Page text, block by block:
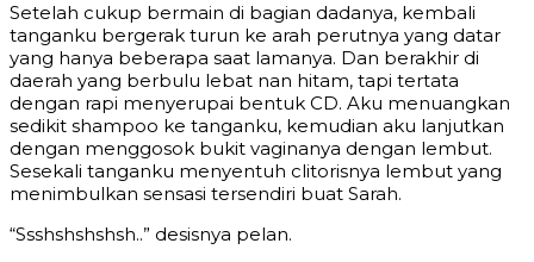
Setelah cukup bermain di bagian dadanya, kembali
tanganku bergerak turun ke arah perutnya yang datar
yang hanya beberapa saat lamanya. Dan berakhir di
daerah yang berbulu lebat nan hitam, tapi tertata
dengan rapi menyerupai bentuk CD. Aku menuangkan
sedikit shampoo ke tanganku, kemudian aku lanjutkan
dengan menggosok bukit vaginanya dengan lembut.
Sesekali tanganku menyentuh clitorisnya lembut yang
menimbulkan sensasi tersendiri buat Sarah.
“Ssshshshshsh..” desisnya pelan.